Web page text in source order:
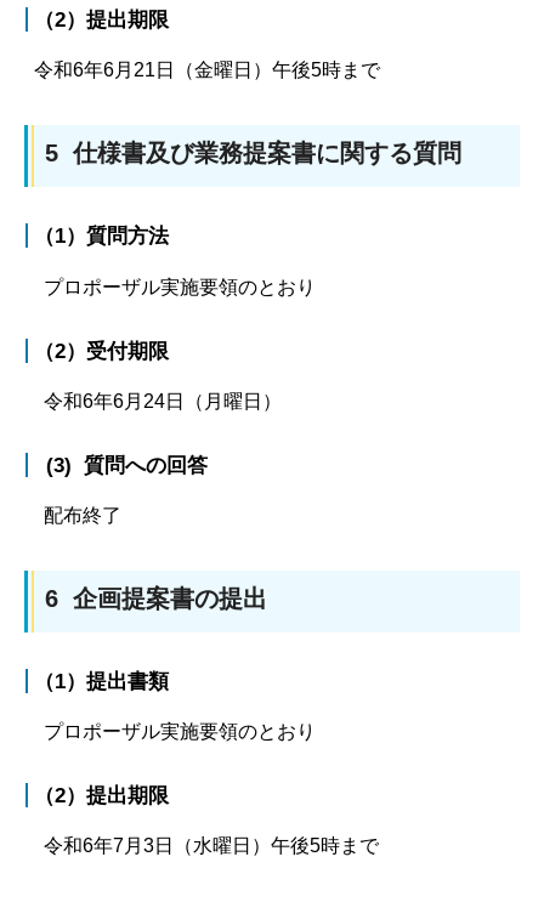
（2）提出期限
令和6年6月21日（金曜日）午後5時まで
5 仕様書及び業務提案書に関する質問
（1）質問方法
プロポーザル実施要領のとおり
（2）受付期限
令和6年6月24日（月曜日）
(3) 質問への回答
配布終了
6 企画提案書の提出
（1）提出書類
プロポーザル実施要領のとおり
（2）提出期限
令和6年7月3日（水曜日）午後5時まで